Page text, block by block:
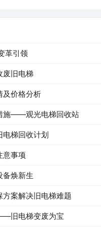
梯变革引领
废旧电梯
及价格分析
施——观光电梯回收站
电梯回收计划
意事项
备焕新生
案解决旧电梯难题
旧电梯变废为宝